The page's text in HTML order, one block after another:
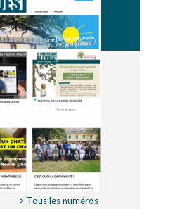
> Tous les numéros